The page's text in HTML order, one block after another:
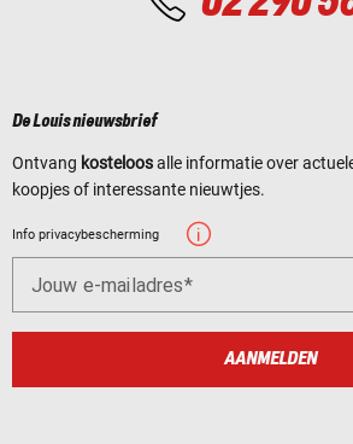
De Louis nieuwsbrief
Ontvang kosteloosalle informatie over
koopjes of interessante nieuwtjes.
Info privacybescherming
Jouw e-mailadres
AANMELDEN